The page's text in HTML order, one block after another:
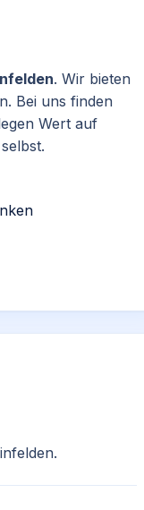
. Wir bieten
Bei uns finden
Wert auf